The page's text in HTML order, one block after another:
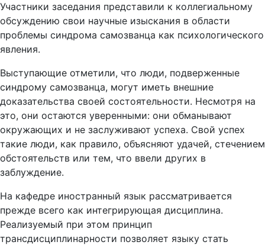
обсуждению свои научные изыскания в области
проблемы синдрома самозванца как психологического
явления.
синдрому самозванца, могут иметь внешние
доказательства своей состоятельности. Несмотря на
это, они остаются уверенными: они обманывают
окружающих и не заслуживают успеха. Свой успех
такие люди, как правило, объясняют удачей, стечением
обстоятельств или тем, что ввели других в
заблуждение.
На кафедре иностранный язык рассматривается
прежде всего как интегрирующая дисциплина.
Реализуемый при этом принцип
трансдисциплинарности позволяет языку стать
триггером повышения уровня профессионализации. В